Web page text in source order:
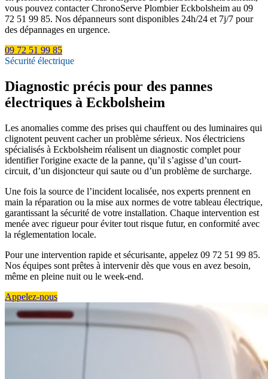
vous pouvez contacter ChronoServe Plombier Eckbolsheim au 09
72 51 99 85. Nos dépanneurs sont disponibles 24h/24 et 7j/7 pour
des dépannages en urgence.
09 72 51 99 85
Sécurité électrique
Diagnostic précis pour des pannes
électriques à Eckbolsheim
Les anomalies comme des prises qui chauffent ou des luminaires qui
clignotent peuvent cacher un problème sérieux. Nos électriciens
spécialisés à Eckbolsheim réalisent un diagnostic complet pour
identifier l'origine exacte de la panne, qu’il s’agisse d’un court-
circuit, d’un disjoncteur qui saute ou d’un problème de surcharge.
Une fois la source de l’incident localisée, nos experts prennent en
main la réparation ou la mise aux normes de votre tableau électrique,
garantissant la sécurité de votre installation. Chaque intervention est
menée avec rigueur pour éviter tout risque futur, en conformité avec
la réglementation locale.
Pour une intervention rapide et sécurisante, appelez 09 72 51 99 85.
Nos équipes sont prêtes à intervenir dès que vous en avez besoin,
même en pleine nuit ou le week-end.
Appelez-nous